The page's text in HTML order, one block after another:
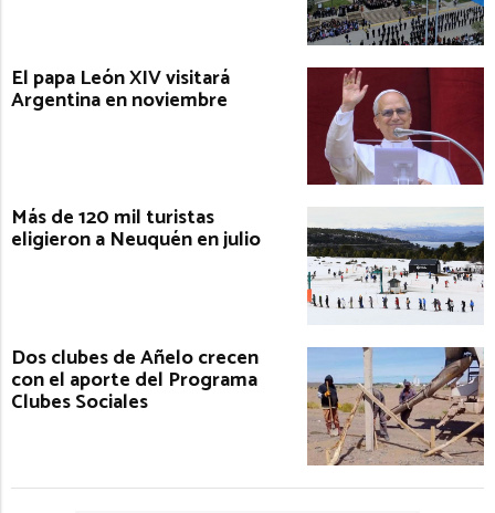
El papa León XIV visitará
Argentina en noviembre
Más de 120 mil turistas
eligieron a Neuquén en julio
Dos clubes de Añelo crecen
con el aporte del Programa
Clubes Sociales